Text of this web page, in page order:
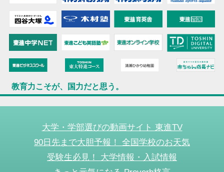
教育力こそが、国力だと思う。
大学・学部選びの動画サイト 東進TV
90日先まで大胆予報！ 全国学校のお天気
受験生必見！ 大学情報・入試情報